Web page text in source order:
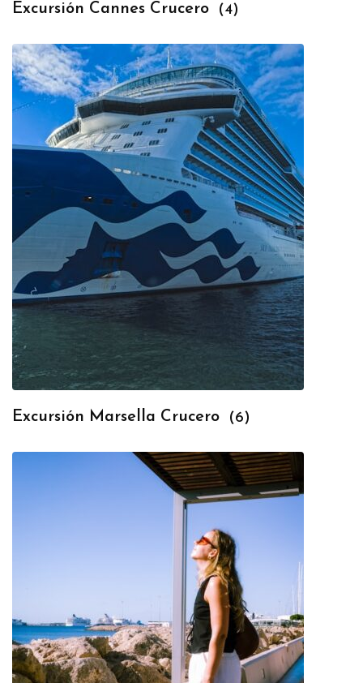
Excursión Cannes Crucero (4)
Excursión Marsella Crucero (6)